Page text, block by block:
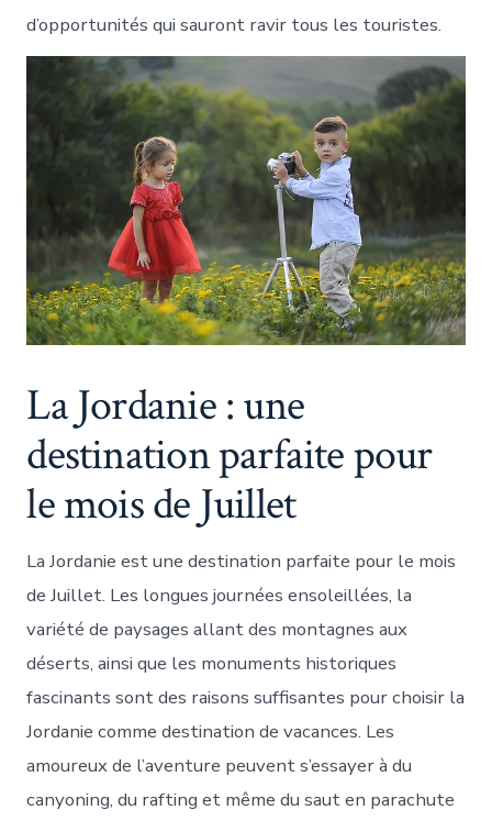
d’opportunités qui sauront ravir tous les touristes.
La Jordanie : une
destination parfaite pour
le mois de Juillet
La Jordanie est une destination parfaite pour le mois
de Juillet. Les longues journées ensoleillées, la
variété de paysages allant des montagnes aux
déserts, ainsi que les monuments historiques
fascinants sont des raisons suffisantes pour choisir la
Jordanie comme destination de vacances. Les
amoureux de l’aventure peuvent s’essayer à du
canyoning, du rafting et même du saut en parachute